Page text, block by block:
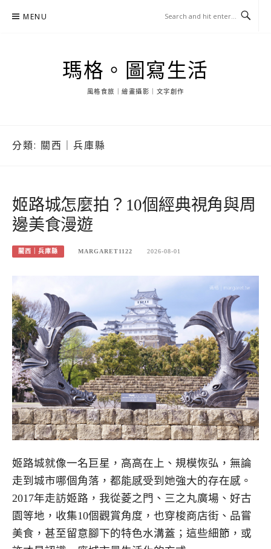
MENU
瑪格。圖寫生活
風格食旅｜繪畫攝影｜文字創作
分類: 關西｜兵庫縣
姬路城怎麼拍？10個經典視角與周
邊美食漫遊
關西｜兵庫縣 MARGARET1122 2026-08-01
姬路城就像一名巨星，高高在上、規模恢弘，無論
走到城市哪個角落，都能感受到她強大的存在感。
2017年走訪姬路，我從菱之門、三之丸廣場、好古
園等地，收集10個觀賞角度，也穿梭商店街、品嘗
美食，甚至留意腳下的特色水溝蓋；這些細節，或